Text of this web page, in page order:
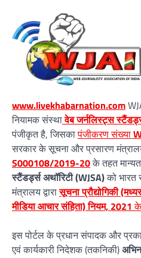
www.livekhabarnation.com
नियामक संस्थावेब जर्नलिस्ट्स
पंजीकृत है, जिसकापंजीकरण संख्या
सरकार के सूचना और प्रसारण मंत्रालय
S000108/2019-20के तहत
स्टैंडर्ड्स अथॉरिटी (WJSA)को
मंत्रालय द्वारासूचना प्रौद्योगिकी
मीडिया आचार संहिता) नियम, 2021
इस पोर्टल के प्रधान संपादक और
एवं कार्यकारी निदेशक (तकनिकी)